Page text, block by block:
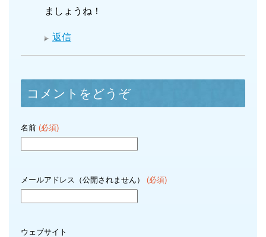
ましょうね！
返信
コメントをどうぞ
名前 (必須)
メールアドレス（公開されません） (必須)
ウェブサイト